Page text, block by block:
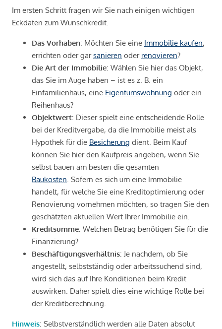
Im ersten Schritt fragen wir Sie nach einigen wichtigen
Eckdaten zum Wunschkredit.
Das Vorhaben: Möchten Sie eine Immobilie kaufen,
errichten oder garsanieren oder renovieren?
Die Art der Immobilie: Wählen Sie hier das Objekt,
das Sie im Auge haben – ist es z. B. ein
Einfamilienhaus, eine Eigentumswohnung oder ein
Reihenhaus?
Objektwert: Dieser spielt eine entscheidende Rolle
bei der Kreditvergabe, da die Immobilie meist als
Hypothek für die Besicherung dient. Beim Kauf
können Sie hier den Kaufpreis angeben, wenn Sie
selbst bauen am besten die gesamten
Baukosten . Sofern es sich um eine Immobilie
handelt, für welche Sie eine Kreditoptimierung oder
Renovierung vornehmen möchten, so tragen Sie den
geschätzten aktuellen Wert Ihrer Immobilie ein.
Kreditsumme: Welchen Betrag benötigen Sie für die
Finanzierung?
Beschäftigungsverhältnis: Je nachdem, ob Sie
angestellt, selbstständig oder arbeitssuchend sind,
wird sich das auf Ihre Konditionen beim Kredit
auswirken. Daher spielt dies eine wichtige Rolle bei
der Kreditberechnung.
Hinweis: Selbstverständlich werden alle Daten absolut